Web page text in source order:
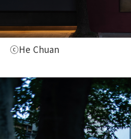
ⓒHe Chuan